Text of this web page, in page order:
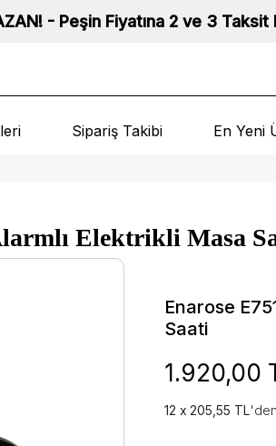
2 ve 3 Taksit Fırsatı! -
Sipariş Takibi En Yeni
Elektrikli Masa
Enarose
Saati
1.920,00
205,55 TL